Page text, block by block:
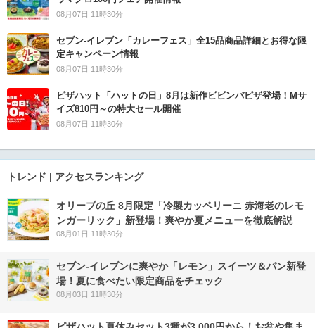
08月07日 11時30分
セブン‐イレブン「カレーフェス」全15品商品詳細とお得な限
定キャンペーン情報
08月07日 11時30分
ピザハット「ハットの日」8月は新作ビビンバピザ登場！Mサ
イズ810円～の特大セール開催
08月07日 11時30分
トレンド | アクセスランキング
オリーブの丘 8月限定「冷製カッペリーニ 赤海老のレモ
ンガーリック」新登場！爽やか夏メニューを徹底解説
08月01日 11時30分
セブン‐イレブンに爽やか「レモン」スイーツ＆パン新登
場！夏に食べたい限定商品をチェック
08月03日 11時30分